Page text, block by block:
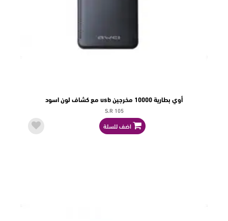
أوي بطارية 10000 مخرجين usb مع كشاف لون اسود
S.R 105
اضف للسلة